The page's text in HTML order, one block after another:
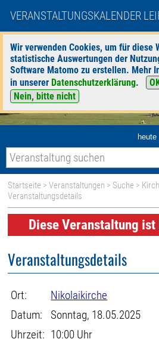
VERANSTALTUNGSKALENDER
Wir verwenden Cookies, um für diese
statistische Auswertungen der
Software Matomo zu erstellen. Mehr
in unserer Datenschutzerklärung.
Nein, bitte nicht
heute
Startseite >Veranstaltungen > Suche >
Veranstaltungsdetails
Diese Veranstaltung
Veranstaltungsdetails
Ort:
Nikolaikirche
Datum:
Sonntag, 18.05.2025
Uhrzeit: 10:00 Uhr